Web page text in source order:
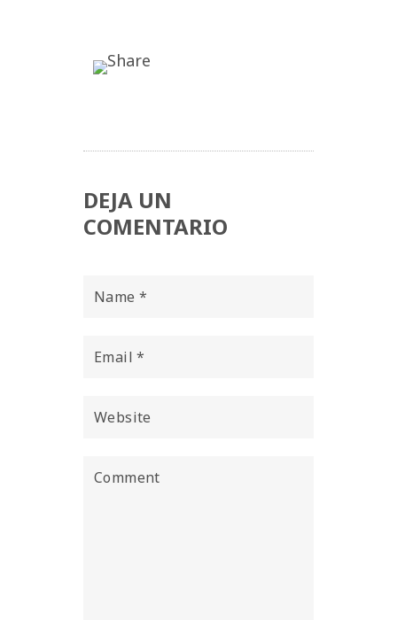
DEJA UN
COMENTARIO